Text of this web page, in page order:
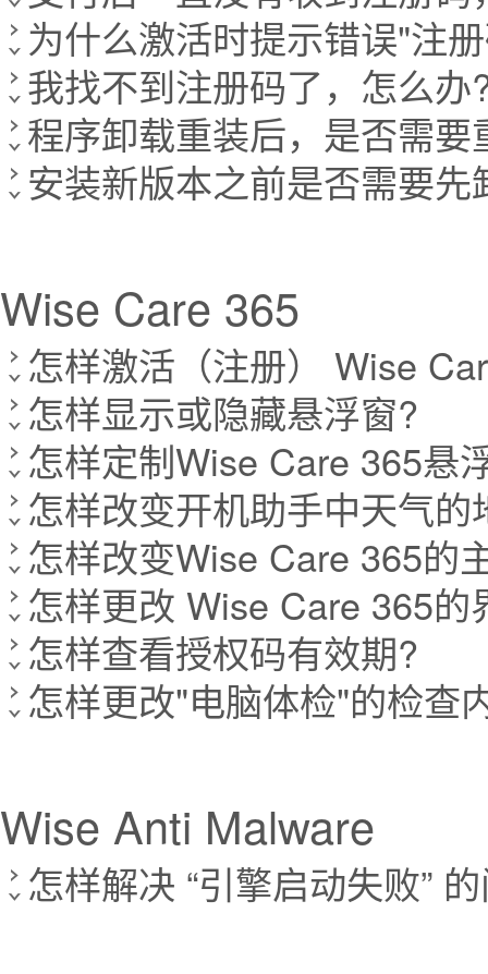
为什么激活时提示错误"注
我找不到注册码了，怎么办
程序卸载重装后，是否需要
安装新版本之前是否需要先
Wise Care 365
怎样激活（注册） Wise
怎样显示或隐藏悬浮窗?
怎样定制Wise Care 365悬
怎样改变开机助手中天气的
怎样改变Wise Care 365的
怎样更改 Wise Care 365的
怎样查看授权码有效期?
怎样更改"电脑体检"的检查
Wise Anti Malware
怎样解决 “引擎启动失败”